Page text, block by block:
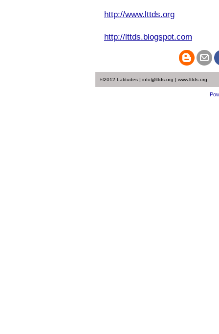
http://www.lttds.org
http://lttds.blogspot.com
©2012 Latitudes | info@lttds.org | www.lttds.org